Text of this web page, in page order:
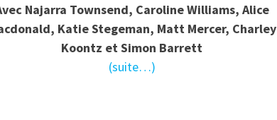
Najarra Townsend, Caroline Williams, Alice
Katie Stegeman, Matt Mercer, Charley
Koontz et Simon Barrett
(suite…)